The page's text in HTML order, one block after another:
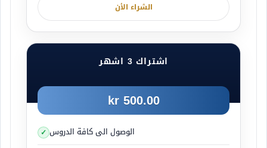
الشراء الأن
اشتراك 3 اشهر
500.00 kr
الوصول الى كافة الدروس